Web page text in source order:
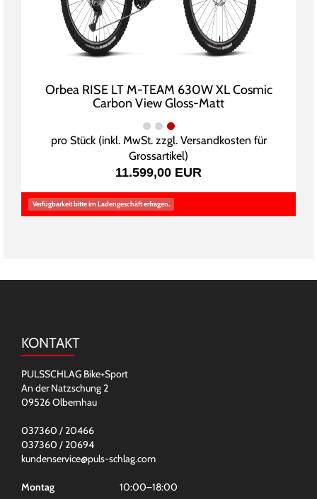
Orbea RISE LT M-TEAM 630W XL Cosmic
Carbon View Gloss-Matt
pro Stück (inkl. MwSt. zzgl. Versandkosten für
Grossartikel)
11.599,00 EUR
Verfügbarkeit bitte im Ladengeschäft erfragen.
KONTAKT
PULSSCHLAG Bike+Sport
An der Natzschung 2
09526 Olbernhau
037360 / 20466
037360 / 20694
kundenservice@puls-schlag.com
Montag
10:00–18:00